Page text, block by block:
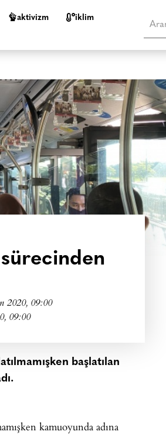
aktivizm i̇klim
2020, 09:00
09:00
başlatılan
kamuoyunda adına